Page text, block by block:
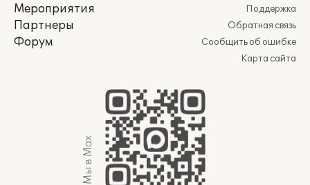
Мероприятия
Партнеры
Форум
Поддержка
Обратная связь
Сообщить об ошибке
Карта сайта
Мы в Max